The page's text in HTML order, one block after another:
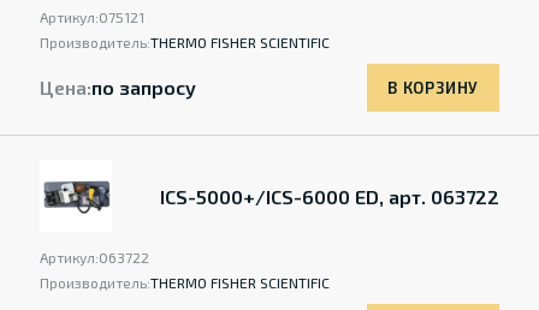
Артикул:075121
Производитель:THERMO FISHER SCIENTIFIC
Цена:по запросу В КОРЗИНУ
ICS-5000+/ICS-6000 ED, арт. 063722
Артикул:063722
Производитель:THERMO FISHER SCIENTIFIC